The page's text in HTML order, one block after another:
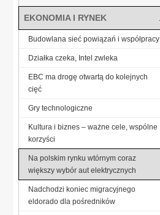
EKONOMIA I RYNEK
Budowlana sieć powiązań i współpracy
Działka czeka, Intel zwleka
EBC ma drogę otwartą do kolejnych
cięć
Gry technologiczne
Kultura i biznes – ważne cele, wspólne
korzyści
Na polskim rynku wtórnym coraz
większy wybór aut elektrycznych
Nadchodzi koniec migracyjnego
eldorado dla pośredników